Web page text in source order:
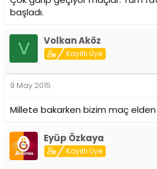
başladı.
V Volkan Aköz
Kayıtlı Üye
9 May 2015
Millete bakarken bizim maç elden
Eyüp Özkaya
Kayıtlı Üye